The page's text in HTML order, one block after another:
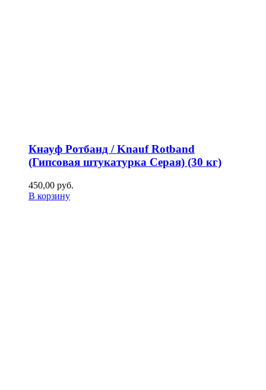
Кнауф Ротбанд / Knauf Rotband
(Гипсовая штукатурка Серая) (30 кг)
450,00 руб.
В корзину